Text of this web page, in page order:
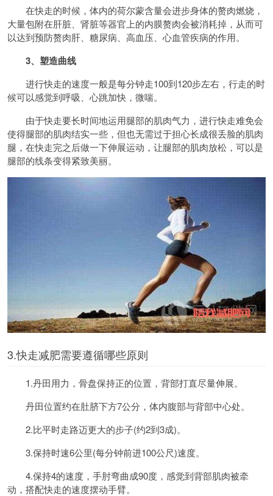
在快走的时候，体内的荷尔蒙含量会进步身体的赘肉燃烧，
大量包附在肝脏、肾脏等器官上的内膜赘肉会被消耗掉，从而可
以达到预防赘肉肝、糖尿病、高血压、心血管疾病的作用。
3、塑造曲线
进行快走的速度一般是每分钟走100到120步左右，行走的时
候可以感觉到呼吸、心跳加快，微喘。
由于快走要长时间地运用腿部的肌肉气力，进行快走难免会
使得腿部的肌肉结实一些，但也无需过于担心长成很丢脸的肌肉
腿，在快走完之后做一下伸展运动，让腿部的肌肉放松，可以是
腿部的线条变得紧致美丽。
3.快走减肥需要遵循哪些原则
1.丹田用力，骨盘保持正的位置，背部打直尽量伸展。
丹田位置约在肚脐下方7公分，体内腹部与背部中心处。
2.比平时走路迈更大的步子(约2到3成)。
3.保持时速6公里(每分钟前进100公尺)速度。
4.保持4的速度，手肘弯曲成90度，感觉到背部肌肉被牵
动，搭配快走的速度摆动手臂。